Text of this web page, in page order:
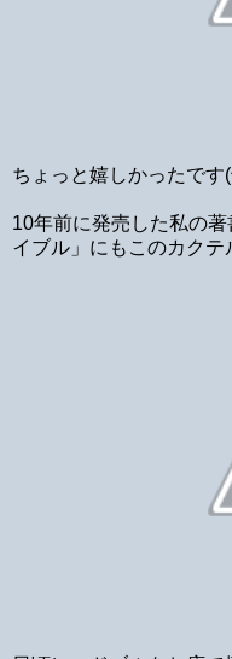
ちょっと嬉しかったです
10年前に発売した私の
イブル」にもこのカクテ